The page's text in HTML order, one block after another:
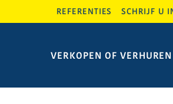
REFERENTIES SCHRIJF U
VERKOPEN OF VERHUREN